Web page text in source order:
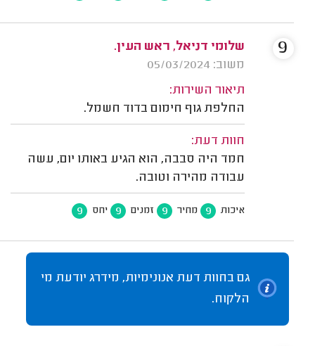
שלומי דניאל, ראש העין.
משוב: 05/03/2024
תיאור השירות:
החלפת גוף חימום בדוד חשמל.
חוות דעת:
חמד היה סבבה, הוא הגיע באותו יום, עשה
עבודה מהירה וטובה.
איכות 9 מחיר 9 זמנים 9 יחס 9
9
גם בחוות דעת אנונימיות, מידרג יודעת מי
הלקוח.